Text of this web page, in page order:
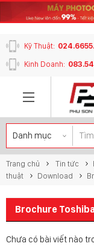
content_copy
Kỹ Thuật:
Kinh Doanh:
Trang chủ Tin tức
thuật
Download
Brochure
Chưa có bài viết nào